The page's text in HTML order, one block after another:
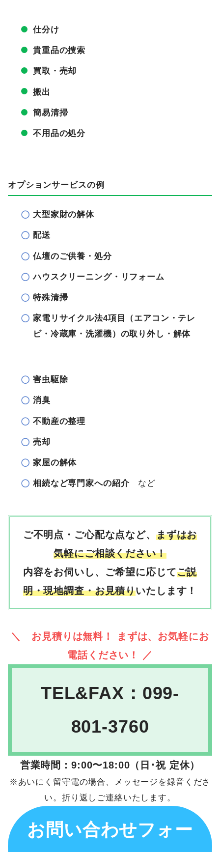
仕分け
貴重品の捜索
買取・売却
搬出
簡易清掃
不用品の処分
オプションサービスの例
大型家財の解体
配送
仏壇のご供養・処分
ハウスクリーニング・リフォーム
特殊清掃
家電リサイクル法4項目（エアコン・テレ
ビ・冷蔵庫・洗濯機）の取り外し・解体
害虫駆除
消臭
不動産の整理
売却
家屋の解体
相続など専門家への紹介など
ご不明点・ご心配な点など、 まずはお
気軽にご相談ください！
内容をお伺いし、ご希望に応じてご説
明・現地調査・お見積りいたします！
＼ お見積りは無料！ まずは、お気軽にお
電話ください！ ／
TEL&FAX：099-
801-3760
営業時間：9:00〜18:00（日･祝 定休）
※あいにく留守電の場合、メッセージを録音くださ
い。折り返しご連絡いたします。
お問い合わせフォー